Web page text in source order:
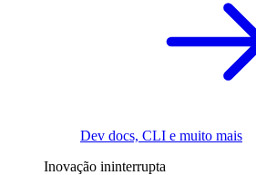
Dev docs, CLI e muito mais
Inovação ininterrupta